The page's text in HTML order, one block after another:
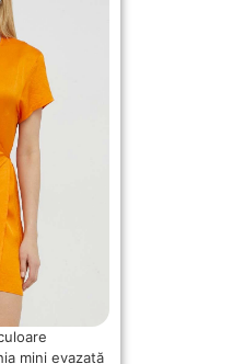
mini evazată